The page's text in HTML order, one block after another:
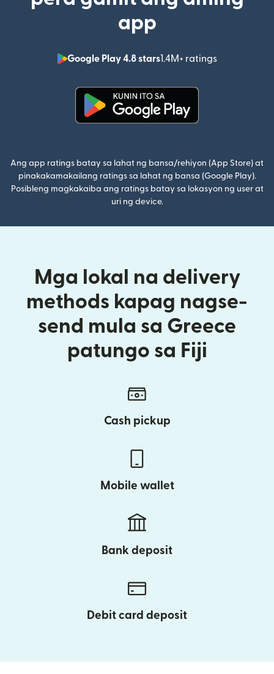
app
Google Play 4.8 stars1.4M+ ratings
(bubukas
Ang app ratings batay sa lahat ng bansa/rehiyon (App Store) at
pinakakamakailang ratings sa lahat ng bansa (Google Play).
Posibleng magkakaiba ang ratings batay sa lokasyon ng user at
uri ng device.
Mga lokal na delivery
methods kapag nagse-
send mula sa Greece
patungo sa Fiji
Cash pickup
Mobile wallet
Bank deposit
Debit card deposit